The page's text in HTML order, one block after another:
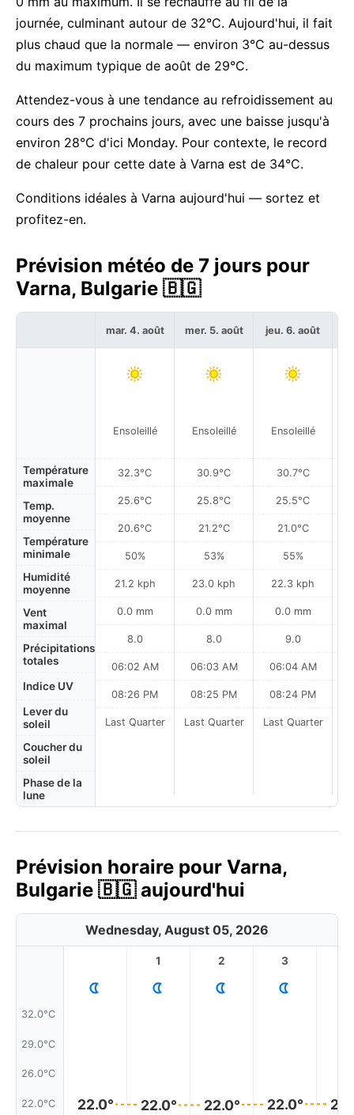
journée, culminant autour de 32°C. Aujourd'hui, il fait
plus chaud que la normale — environ 3°C au-dessus
du maximum typique de août de 29°C.
Attendez-vous à une tendance au refroidissement au
cours des 7 prochains jours, avec une baisse jusqu'à
environ 28°C d'ici Monday. Pour contexte, le record
de chaleur pour cette date à Varna est de 34°C.
Conditions idéales à Varna aujourd'hui — sortez et
profitez-en.
Prévision météo de 7 jours pour
Varna, Bulgarie 🇧🇬
Température
maximale
Temp.
moyenne
Température
minimale
Humidité
moyenne
Vent
maximal
Précipitations
totales
Indice UV
Lever du
soleil
Coucher du
soleil
Phase de la
lune
mar. 4. août
Ensoleillé
32.3°C
25.6°C
20.6°C
50%
21.2 kph
0.0 mm
8.0
06:02 AM
08:26 PM
Last Quarter
mer. 5. août
Ensoleillé
30.9°C
25.8°C
21.2°C
53%
23.0 kph
0.0 mm
8.0
06:03 AM
08:25 PM
Last Quarter
jeu. 6. août
Ensoleillé
30.7°C
25.5°C
21.0°C
55%
22.3 kph
0.0 mm
9.0
06:04 AM
08:24 PM
Last Quarter
Prévision horaire pour Varna,
Bulgarie 🇧🇬 aujourd'hui
Wednesday, August 05, 2026
32.0°C
29.0°C
26.0°C
22.0°C 22.0°
1
22.0°
2
22.0°
3
22.0°